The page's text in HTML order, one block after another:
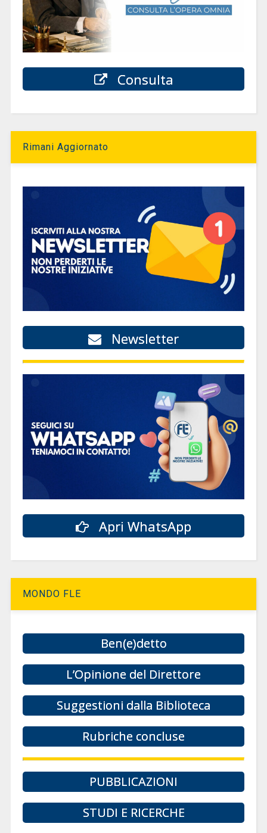
Consulta
Rimani Aggiornato
Newsletter
Apri WhatsApp
MONDO FLE
Ben(e)detto
L’Opinione del Direttore
Suggestioni dalla Biblioteca
Rubriche concluse
PUBBLICAZIONI
STUDI E RICERCHE